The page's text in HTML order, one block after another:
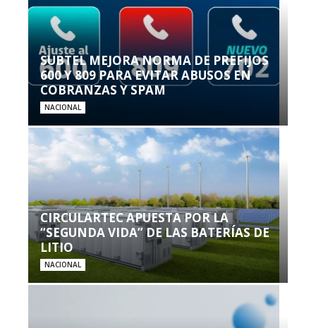
SUBTEL MEJORA NORMA DE PREFIJOS
600 Y 809 PARA EVITAR ABUSOS EN
COBRANZAS Y SPAM
NACIONAL
CIRCULARTEC APUESTA POR LA
“SEGUNDA VIDA” DE LAS BATERÍAS DE
LITIO
NACIONAL